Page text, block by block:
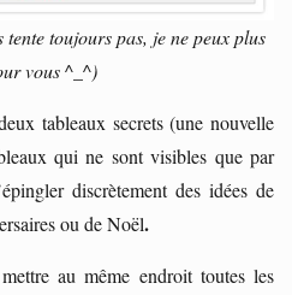
toujours pas, je ne peux plus
vous ^_^)
tableaux secrets (une nouvelle
qui ne sont visibles que par
discrètement des idées de
ou de Noël.
au même endroit toutes les